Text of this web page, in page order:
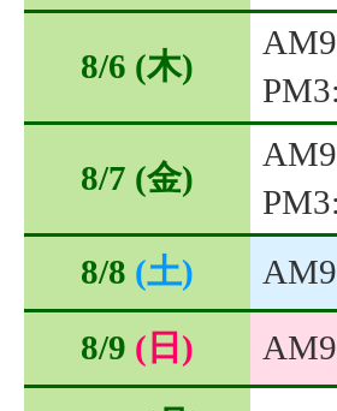
8/6 (木)
8/7 (金)
8/8 (土)
8/9 (日)